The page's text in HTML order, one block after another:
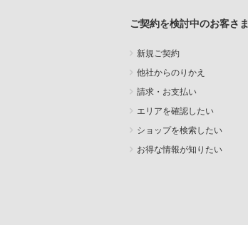
ご契約を検討中のお客さま
新規ご契約
他社からのりかえ
請求・お支払い
エリアを確認したい
ショップを検索したい
お得な情報が知りたい